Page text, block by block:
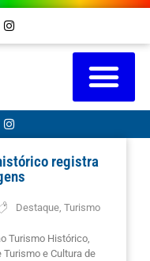
registra
Destaque ,Turismo
Turismo Histórico,
e Cultura de